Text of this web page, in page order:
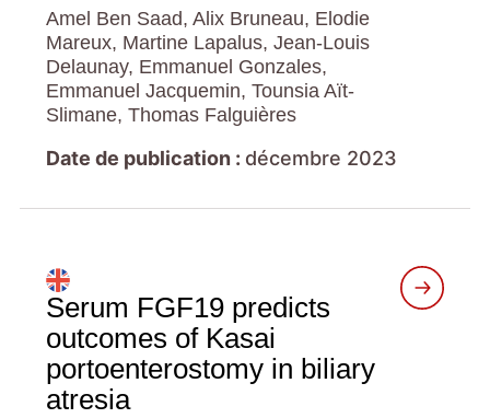
Amel Ben Saad, Alix Bruneau, Elodie
Mareux, Martine Lapalus, Jean-Louis
Delaunay, Emmanuel Gonzales,
Emmanuel Jacquemin, Tounsia Aït-
Slimane, Thomas Falguières
Date de publication : décembre 2023
Serum FGF19 predicts
outcomes of Kasai
portoenterostomy in biliary
atresia